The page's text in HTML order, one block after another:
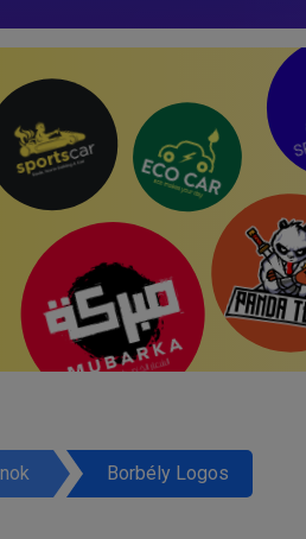
Borbély Logos